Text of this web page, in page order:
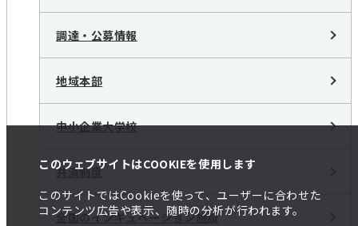
このウェブサイトはCOOKIEを使用します
このサイトではCookieを使って、ユーザーに合わせた
コンテンツ広告や表示、随時の分析が行われます。
調達・公募情報
地域本部
中小企業大学校
共済制度
全国のインキュベーション施設